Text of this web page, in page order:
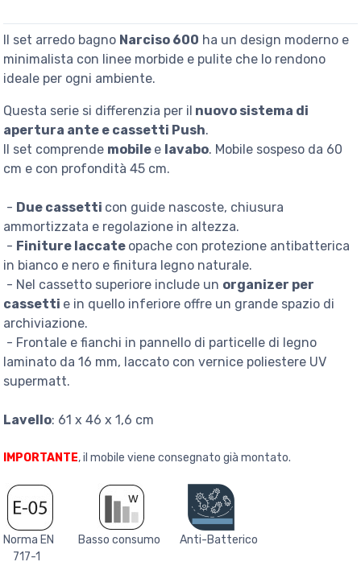
Il set arredo bagno Narciso 600 ha un design moderno e
minimalista con linee morbide e pulite che lo rendono
ideale per ogni ambiente.
Questa serie si differenzia per il nuovo sistema di
apertura ante e cassetti Push.
Il set comprende mobile e lavabo. Mobile sospeso da 60
cm e con profondità 45 cm.
- Due cassetti con guide nascoste, chiusura
ammortizzata e regolazione in altezza.
- Finiture laccate opache con protezione antibatterica
in bianco e nero e finitura legno naturale.
- Nel cassetto superiore include un organizer per
cassetti e in quello inferiore offre un grande spazio di
archiviazione.
- Frontale e fianchi in pannello di particelle di legno
laminato da 16 mm, laccato con vernice poliestere UV
supermatt.
Lavello: 61 x 46 x 1,6 cm
IMPORTANTE, il mobile viene consegnato già montato.
Norma EN Basso consumo Anti-Batterico
717-1